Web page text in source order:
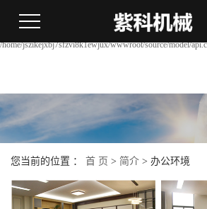
file_put_contents(/home/jszikejxbj7sfzvi8k1ewjux/wwwroot/
failed to open stream: Permission denied in
/home/jszikejxbj7sfzvi8k1ewjux/wwwroot/source/model/
您当前的位置 ： 首 页 > 简介 > 办公环境